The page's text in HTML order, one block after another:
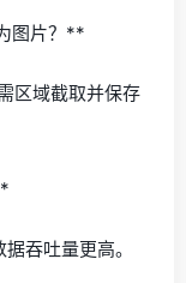
图片？**
区域截取并保存
吞吐量更高。